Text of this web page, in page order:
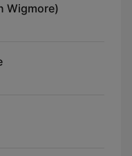
Wigmore)